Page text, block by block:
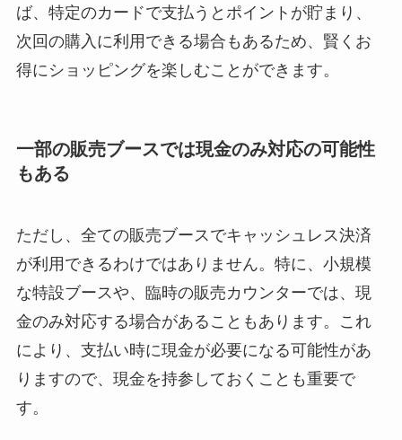
ば、特定のカードで支払うとポイントが貯まり、
次回の購入に利用できる場合もあるため、賢くお
得にショッピングを楽しむことができます。
一部の販売ブースでは現金のみ対応の可能性
もある
ただし、全ての販売ブースでキャッシュレス決済
が利用できるわけではありません。特に、小規模
な特設ブースや、臨時の販売カウンターでは、現
金のみ対応する場合があることもあります。これ
により、支払い時に現金が必要になる可能性があ
りますので、現金を持参しておくことも重要で
す。